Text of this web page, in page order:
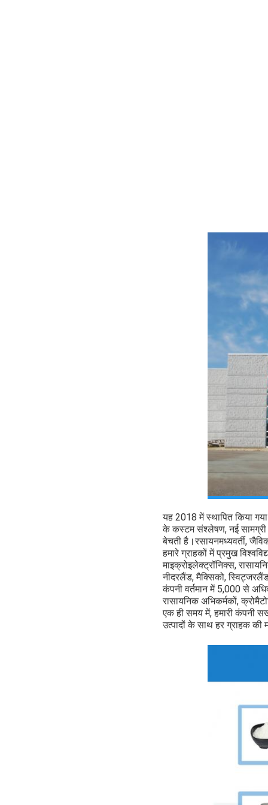
यह 2018 में स्थापित किया
के कस्टम संश्लेषण, नई सामग्री
बेचती है।रसायनमध्यवर्ती,
हमारे ग्राहकों में प्रमुख
माइक्रोइलेक्ट्रॉनिक्स,
नीदरलैंड, मैक्सिको,
कंपनी वर्तमान में 5,000 से
रासायनिक अभिकर्मकों,
एक ही समय में, हमारी कंपनी
उत्पादों के साथ हर ग्राहक की